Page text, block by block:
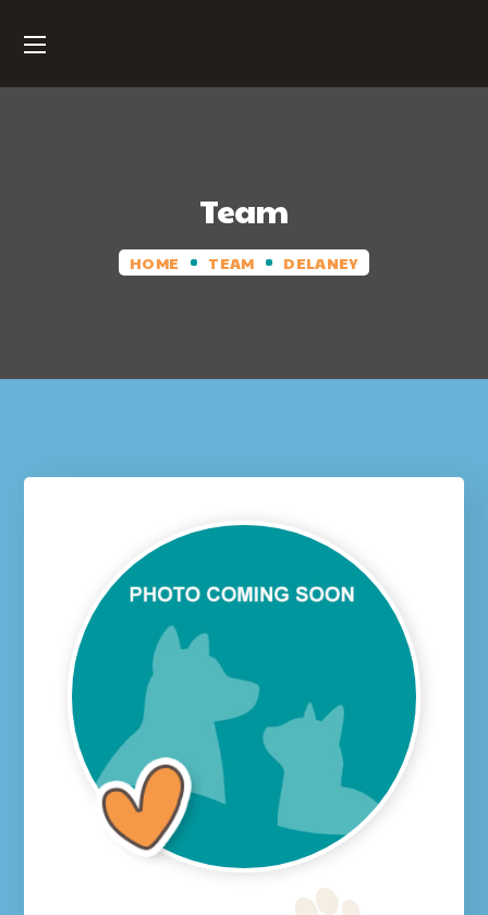
Team
HOME TEAM DELANEY